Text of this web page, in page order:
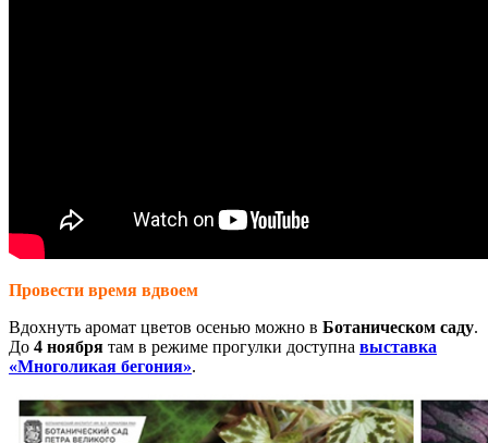
Провести время вдвоем
Вдохнуть аромат цветов осенью можно в Ботаническом саду.
До 4 ноября там в режиме прогулки доступна выставка
«Многоликая бегония».